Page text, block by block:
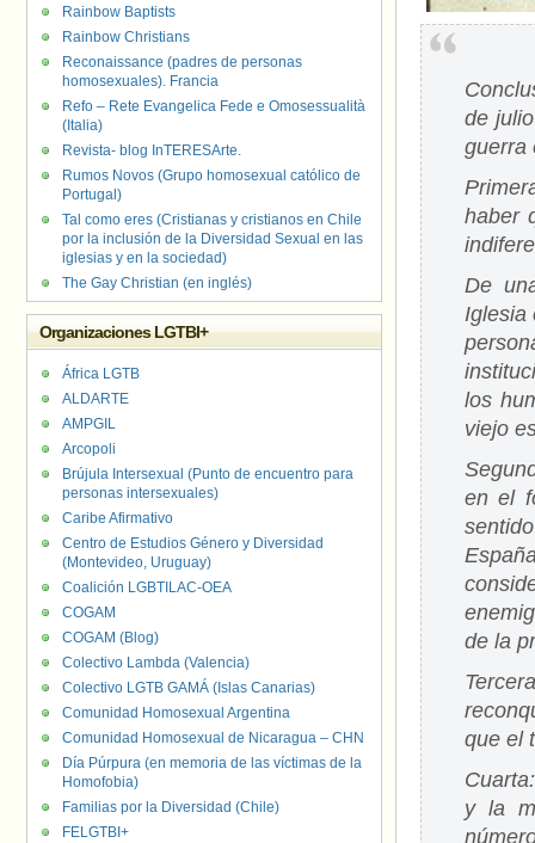
de
guerra
haber
De
Iglesia
los
viejo
en el
de la
que el
y la
Rainbow Baptists
Rainbow Christians
Reconaissance (padres de personas
homosexuales). Francia
Refo – Rete Evangelica Fede e Omosessualità
(Italia)
Revista- blog InTERESArte.
Rumos Novos (Grupo homosexual católico de
Portugal)
Tal como eres (Cristianas y cristianos en Chile
por la inclusión de la Diversidad Sexual en las
iglesias y en la sociedad)
The Gay Christian (en inglés)
Organizaciones LGTBI+
África LGTB
ALDARTE
AMPGIL
Arcopoli
Brújula Intersexual (Punto de encuentro para
personas intersexuales)
Caribe Afirmativo
Centro de Estudios Género y Diversidad
(Montevideo, Uruguay)
Coalición LGBTILAC-OEA
COGAM
COGAM (Blog)
Colectivo Lambda (Valencia)
Colectivo LGTB GAMÁ (Islas Canarias)
Comunidad Homosexual Argentina
Comunidad Homosexual de Nicaragua – CHN
Día Púrpura (en memoria de las víctimas de la
Homofobia)
Familias por la Diversidad (Chile)
FELGTBI+